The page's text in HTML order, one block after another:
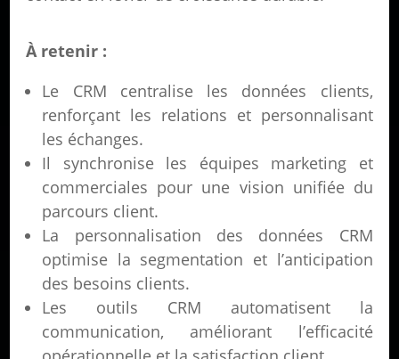
À retenir :
Le CRM centralise les données clients,
renforçant les relations et personnalisant
les échanges.
Il synchronise les équipes marketing et
commerciales pour une vision unifiée du
parcours client.
La personnalisation des données CRM
optimise la segmentation et l’anticipation
des besoins clients.
Les outils CRM automatisent la
communication, améliorant l’efficacité